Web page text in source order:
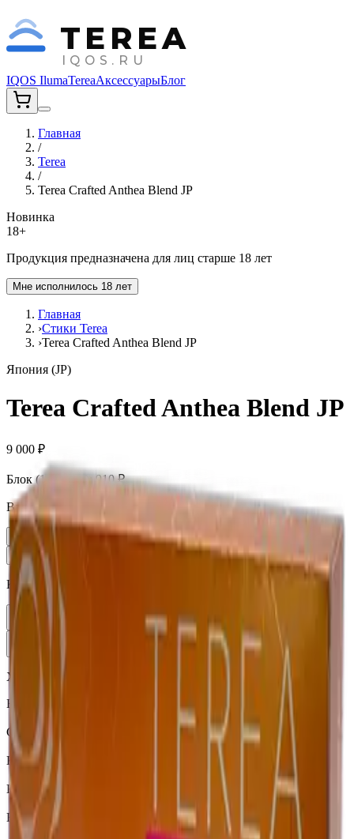
TEREA
IQOS.RU
IQOS IlumaTereaАксессуарыБлог
Главная
/
Terea
/
Terea Crafted Anthea Blend JP
Новинка
18+
Продукция предназначена для лиц старше 18 лет
Мне исполнилось 18 лет
Главная
›Стики Terea
›Terea Crafted Anthea Blend JP
Япония (JP)
Terea Crafted Anthea Blend JP
9 000 ₽
Блок (10 пачек): 910 ₽
Вариант
Пачка
910 ₽
Блок × 10
Количество
Характеристики
Бренд
Terea
Страна
Япония
Крепость
Средний
Капсула
Нет
Вкусы
Ментол